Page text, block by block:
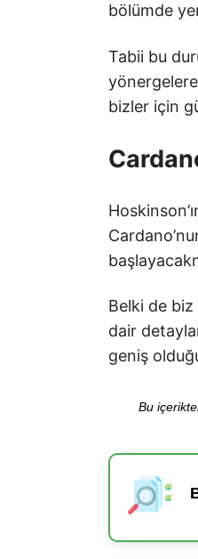
bölümde
Tabii bu
bizler için
Belki de biz
dair
geniş
Bu